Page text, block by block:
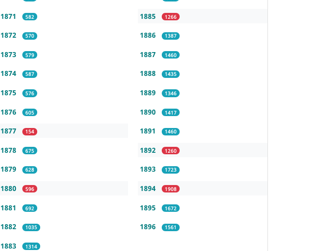
1871 582
1872 570
1873 579
1874 587
1875 576
1876 605
1877 154
1878 675
1879 628
1880 596
1881 692
1882 1035
1883 1314
1885 1266
1886 1387
1887 1460
1888 1435
1889 1346
1890 1417
1891 1460
1892 1260
1893 1723
1894 1908
1895 1672
1896 1561